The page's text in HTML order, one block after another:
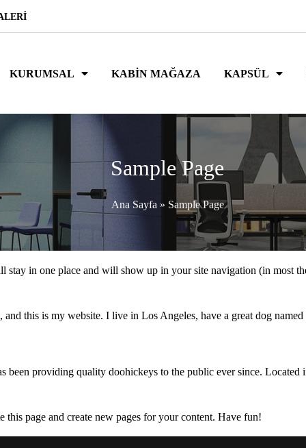
KURUMSAL KABIN MAĞAZA KAPSÜL
Sample Page
Ana Sayfa» Sample Page
in one place and will show up in your site navigation (in most
this is my website. I live in Los Angeles, have a great dog
providing quality doohickeys to the public ever since.
this page and create new pages for your content. Have fun!